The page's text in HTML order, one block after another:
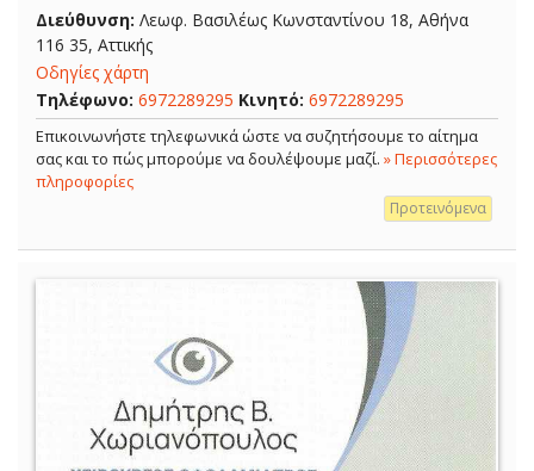
Διεύθυνση: Λεωφ. Βασιλέως Κωνσταντίνου 18, Αθήνα
116 35, Αττικής
Οδηγίες χάρτη
Τηλέφωνο: 6972289295 Κινητό: 6972289295
Επικοινωνήστε τηλεφωνικά ώστε να συζητήσουμε το αίτημα
σας και το πώς μπορούμε να δουλέψουμε μαζί. » Περισσότερες
πληροφορίες
Προτεινόμενα